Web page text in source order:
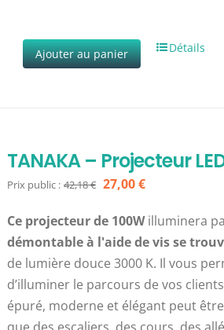
Ajouter au panier Détails
TANAKA – Projecteur
Prix public : 42,18€ Le
initial
était :
42,18 €.
27,00€Le
actuel
est :
27,00 €.
Ce projecteur de 100Willuminera
démontable à l'aide de vis se
de lumière douce 3000 K. Il vous
d’illuminer le parcours de vos
épuré, moderne et élégant peut